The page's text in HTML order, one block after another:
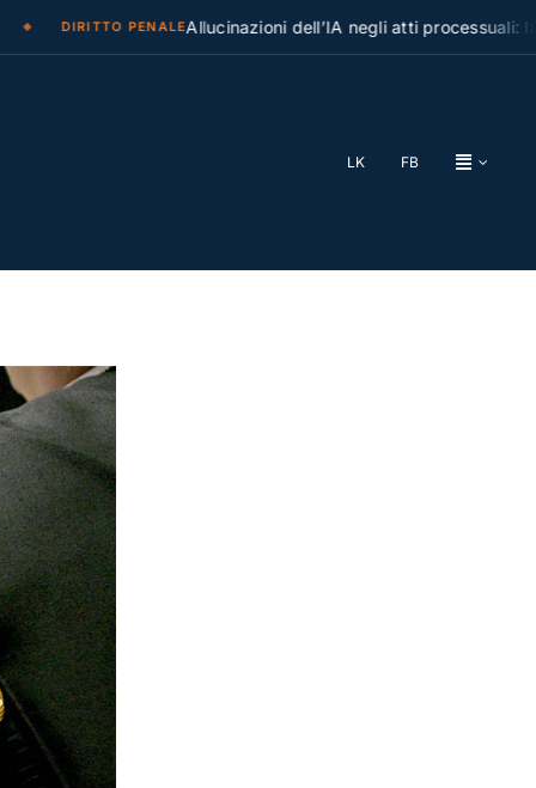
DIRITTO PENALEAllucinazioni dell’IA negli atti processuali: la
LK FB